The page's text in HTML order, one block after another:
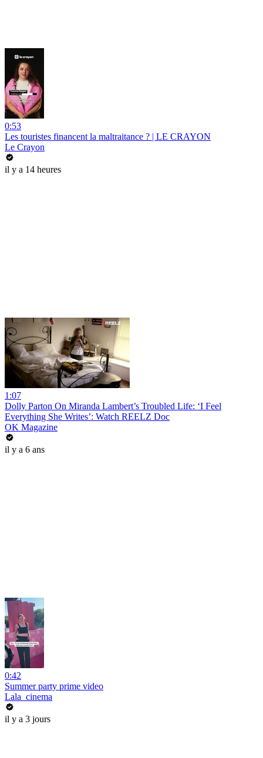
0:53
Les touristes financent la maltraitance ? | LE CRAYON
Le Crayon
il y a 14 heures
1:07
Dolly Parton On Miranda Lambert’s Troubled Life: ‘I Feel
Everything She Writes’: Watch REELZ Doc
OK Magazine
il y a 6 ans
0:42
Summer party prime video
Lala_cinema
il y a 3 jours